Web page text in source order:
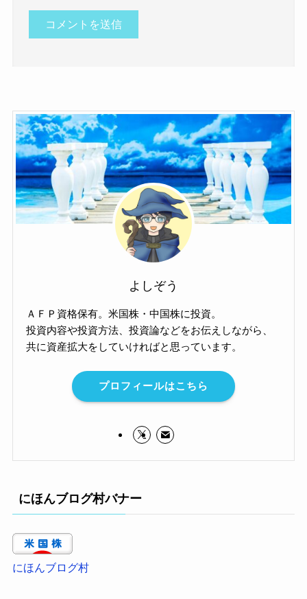
よしぞう
ＡＦＰ資格保有。米国株・中国株に投資。
投資内容や投資方法、投資論などをお伝えしながら、
共に資産拡大をしていければと思っています。
プロフィールはこちら
にほんブログ村バナー
にほんブログ村